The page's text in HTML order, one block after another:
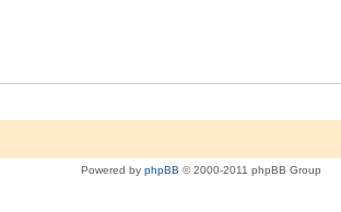
Powered by phpBB © 2000-2011 phpBB Group